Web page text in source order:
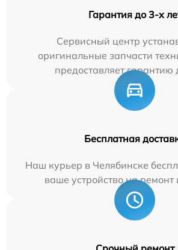
Гарантия до 3-х
Сервисный центр
оригинальные запчасти
предоставляет гарантию
Бесплатная
Наш курьер в Челябинске
ваше устройство на ремонт